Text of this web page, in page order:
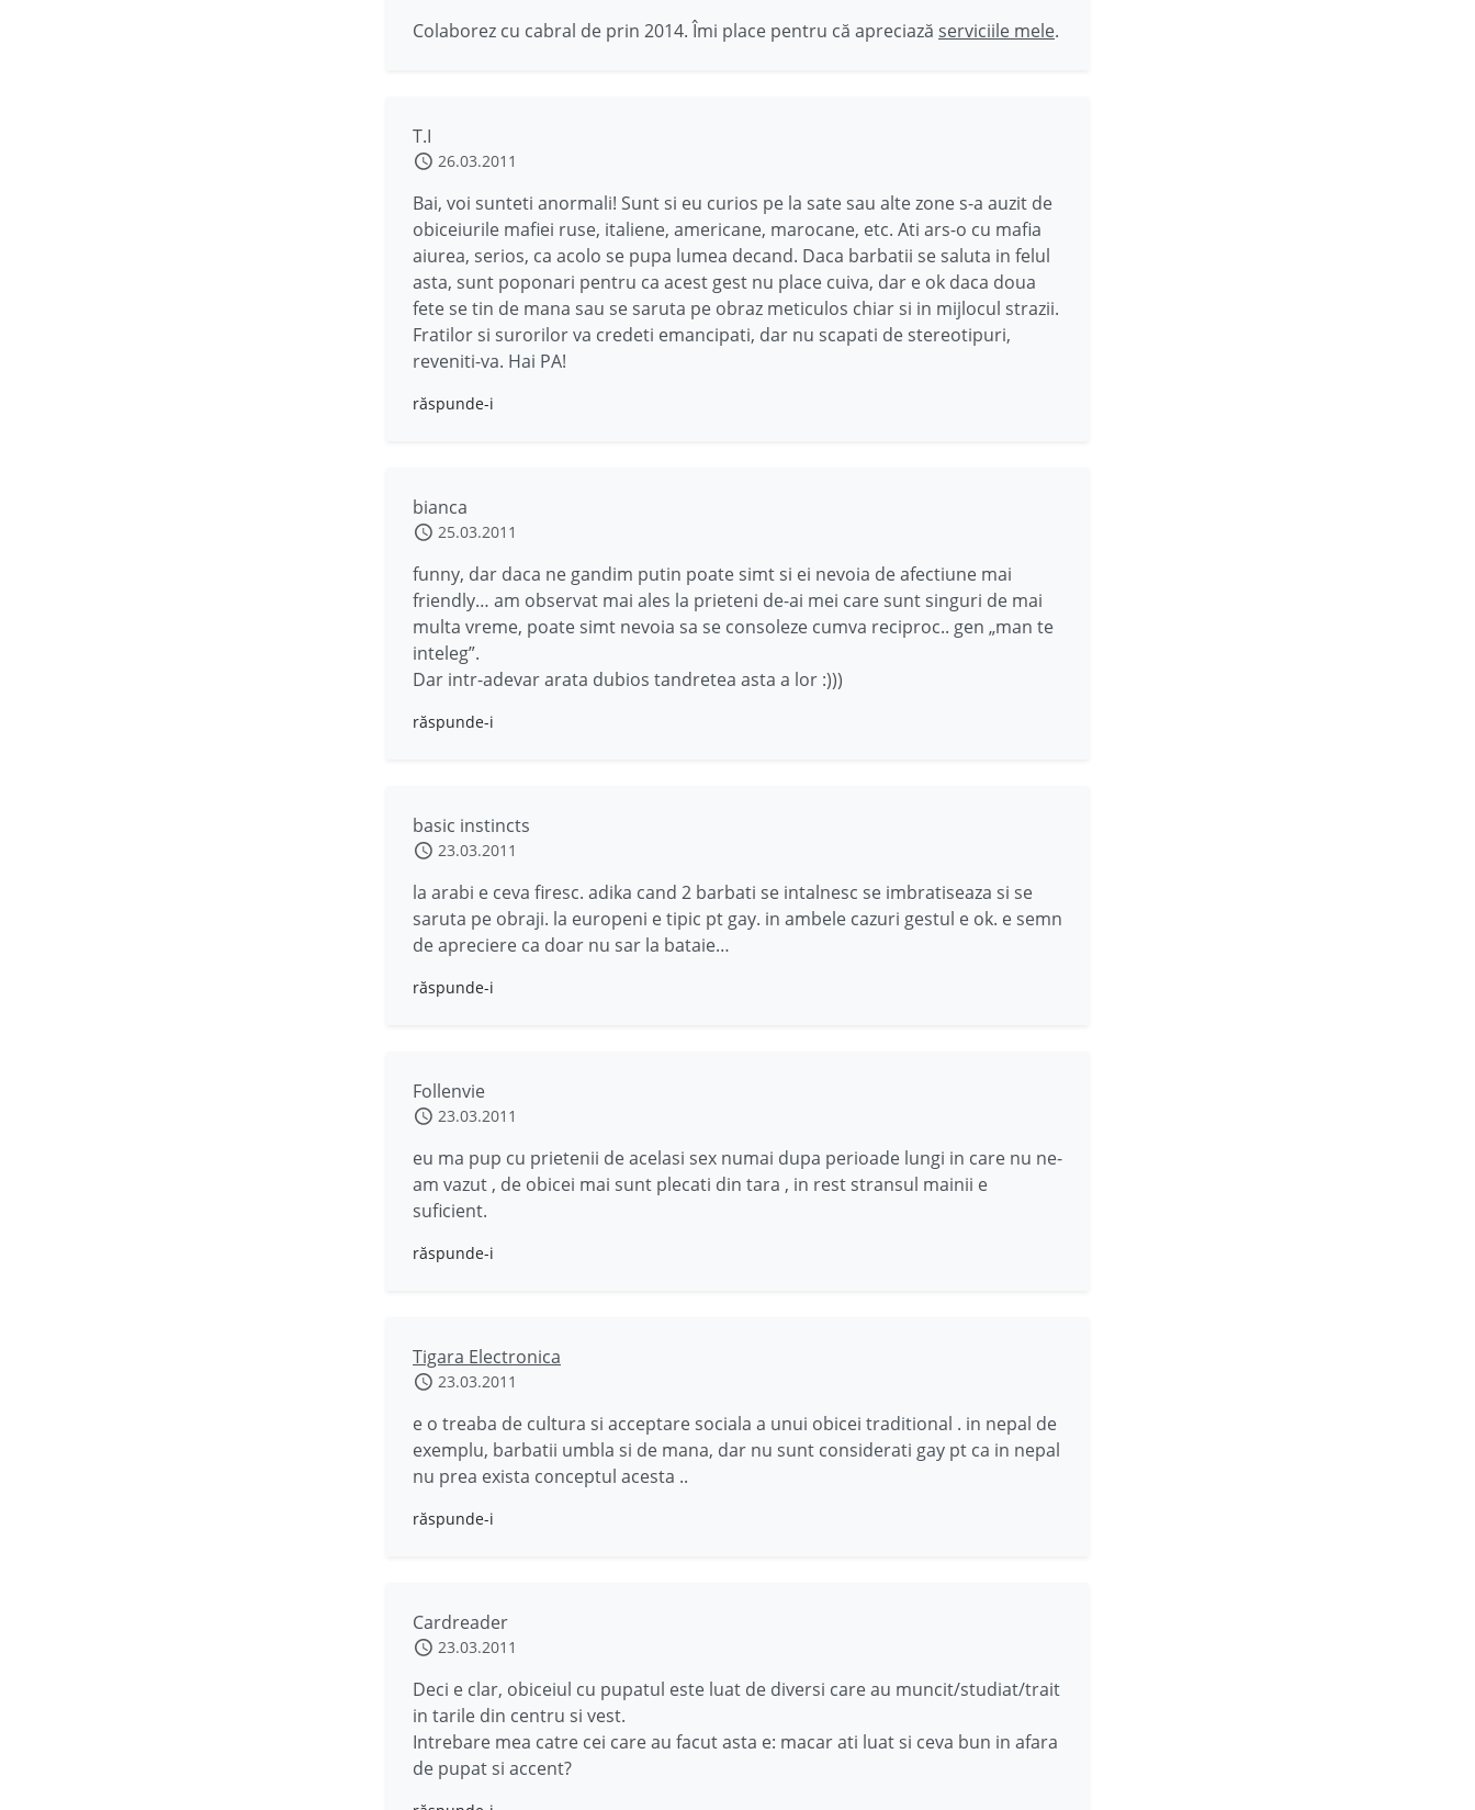
Colaborez cu cabral de prin 2014. Îmi place pentru că apreciază serviciile mele.
T.I
26.03.2011
Bai, voi sunteti anormali! Sunt si eu curios pe la sate sau alte zone s-a auzit de
obiceiurile mafiei ruse, italiene, americane, marocane, etc. Ati ars-o cu mafia
aiurea, serios, ca acolo se pupa lumea decand. Daca barbatii se saluta in felul
asta, sunt poponari pentru ca acest gest nu place cuiva, dar e ok daca doua
fete se tin de mana sau se saruta pe obraz meticulos chiar si in mijlocul strazii.
Fratilor si surorilor va credeti emancipati, dar nu scapati de stereotipuri,
reveniti-va. Hai PA!
răspunde-i
bianca
25.03.2011
funny, dar daca ne gandim putin poate simt si ei nevoia de afectiune mai
friendly… am observat mai ales la prieteni de-ai mei care sunt singuri de mai
multa vreme, poate simt nevoia sa se consoleze cumva reciproc.. gen „man te
inteleg”.
Dar intr-adevar arata dubios tandretea asta a lor :)))
răspunde-i
basic instincts
23.03.2011
la arabi e ceva firesc. adika cand 2 barbati se intalnesc se imbratiseaza si se
saruta pe obraji. la europeni e tipic pt gay. in ambele cazuri gestul e ok. e semn
de apreciere ca doar nu sar la bataie…
răspunde-i
Follenvie
23.03.2011
eu ma pup cu prietenii de acelasi sex numai dupa perioade lungi in care nu ne-
am vazut , de obicei mai sunt plecati din tara , in rest stransul mainii e
suficient.
răspunde-i
Tigara Electronica
23.03.2011
e o treaba de cultura si acceptare sociala a unui obicei traditional . in nepal de
exemplu, barbatii umbla si de mana, dar nu sunt considerati gay pt ca in nepal
nu prea exista conceptul acesta ..
răspunde-i
Cardreader
23.03.2011
Deci e clar, obiceiul cu pupatul este luat de diversi care au muncit/studiat/trait
in tarile din centru si vest.
Intrebare mea catre cei care au facut asta e: macar ati luat si ceva bun in afara
de pupat si accent?